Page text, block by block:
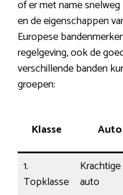
of er met name
en de eigenschappen
Europese
regelgeving, ook de
verschillende banden
groepen:
Klasse Auto
1.
Topklasse
Krachtige
auto